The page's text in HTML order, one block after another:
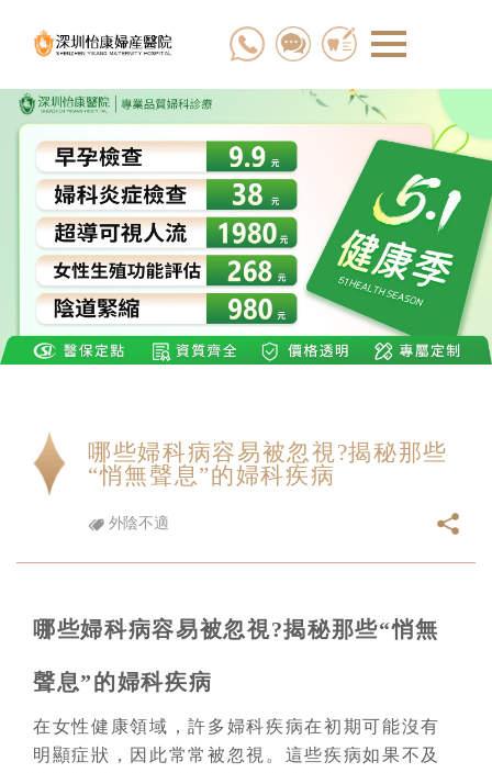
哪些婦科病容易被忽視?揭秘那些
“悄無聲息”的婦科疾病
外陰不適
哪些婦科病容易被忽視?揭秘那些“悄無
聲息”的婦科疾病
在女性健康領域，許多婦科疾病在初期可能沒有
明顯症狀，因此常常被忽視。這些疾病如果不及